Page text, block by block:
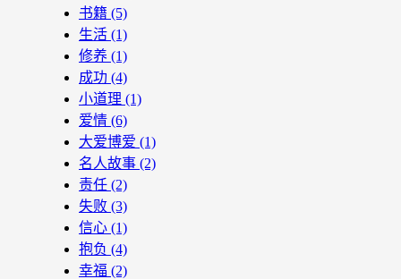
书籍 (5)
生活 (1)
修养 (1)
成功 (4)
小道理 (1)
爱情 (6)
大爱博爱 (1)
名人故事 (2)
责任 (2)
失败 (3)
信心 (1)
抱负 (4)
幸福 (2)